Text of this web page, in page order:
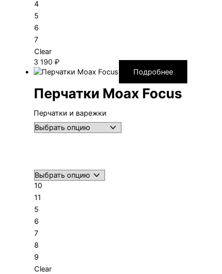
4
5
6
7
Clear
3 190 ₽
Подробнее
Перчатки Moax Focus
Перчатки и варежки
10
11
5
6
7
8
9
Clear